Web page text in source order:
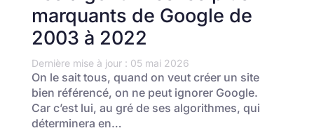
marquants de Google de
2003 à 2022
Dernière mise à jour : 05 mai 2026
On le sait tous, quand on veut créer un site
bien référencé, on ne peut ignorer Google.
Car c’est lui, au gré de ses algorithmes, qui
déterminera en…